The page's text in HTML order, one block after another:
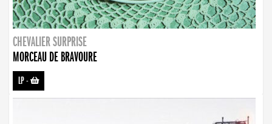
CHEVALIER SURPRISE
MORCEAU DE BRAVOURE
LP-